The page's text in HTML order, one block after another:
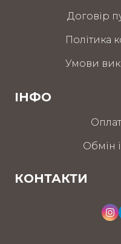
Договір
Політика
Умови
ІНФО
Обмін
КОНТАКТИ